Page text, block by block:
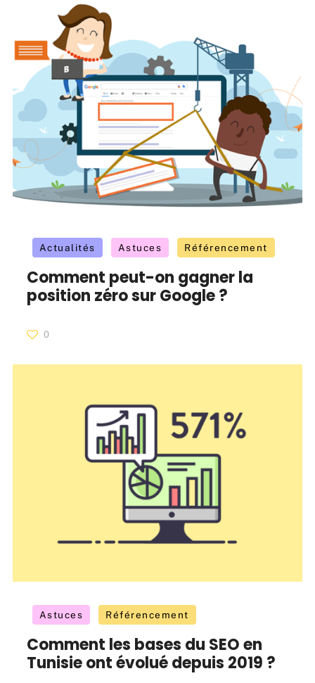
Actualités Astuces Référencement
Comment peut-on gagner la
position zéro sur Google ?
0
Astuces Référencement
Comment les bases du SEO en
Tunisie ont évolué depuis 2019 ?